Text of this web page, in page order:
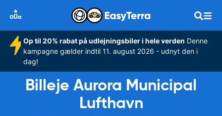
Op til 20% rabat på udlejningsbiler i hele verden Denne
kampagne gælder indtil 11. august 2026 - udnyt den i
dag!
Billeje Aurora Municipal
Lufthavn